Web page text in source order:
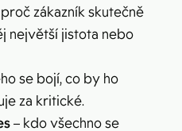
zákazník skutečně
největší jistota nebo
se bojí, co by ho
za kritické.
– kdo všechno se